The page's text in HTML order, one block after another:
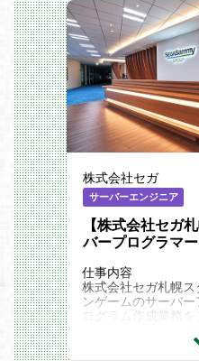
株式会社セガ
サーバーエンジニア
【株式会社セガ
バープログラマー
仕事内容
株式会社セガ札幌
ンゲームのサーバ
ログラム作成業務